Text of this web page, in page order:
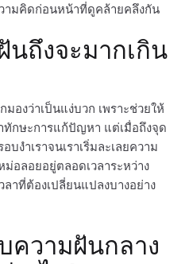
ามคิดก่อนหน้าที่ดูคล้ายคลึงกัน
นถึงจะมากเกิน
องว่าเป็นแง่บวก เพราะช่วยให้
กษะการแก้ปัญหา แต่เมื่อถึงจุด
งำเราจนเราเริ่มละเลยความ
ม่อลอยอยู่ตลอดเวลาระหว่าง
ลาที่ต้องเปลี่ยนแปลงบางอย่าง
ความฝันกลาง